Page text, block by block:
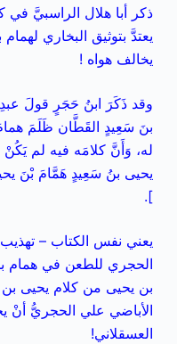
ذكر أبا هلال الراسبيَّ في
يعتدَّ بتوثيق البخاري
يخالف هواه !
وقد ذَكَرَ ابنُ حَجَرٍ قولَ
بنَ سَعِيدٍ القَطَّان ظَلَمَ
له، وَأَنَّ كلامَه فيه لم
يحيى بنُ سَعِيدٍ هَمَّامَ بْنَ
].
يعني نفس الكتاب –
الحجري للطعن في همام
بن يحيى من كلام يحيى
الأباضي علي الحجريُّ أنْ
العسقلاني!